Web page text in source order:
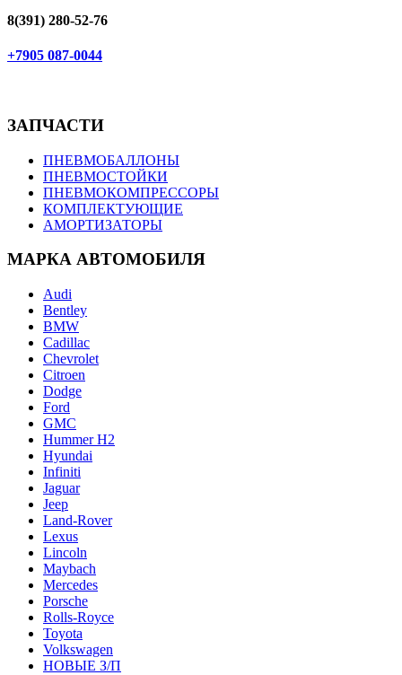
8(391) 280-52-76
+7905 087-0044
ЗАПЧАСТИ
ПНЕВМОБАЛЛОНЫ
ПНЕВМОСТОЙКИ
ПНЕВМОКОМПРЕССОРЫ
КОМПЛЕКТУЮЩИЕ
АМОРТИЗАТОРЫ
МАРКА АВТОМОБИЛЯ
Audi
Bentley
BMW
Cadillac
Chevrolet
Citroen
Dodge
Ford
GMC
Hummer H2
Hyundai
Infiniti
Jaguar
Jeep
Land-Rover
Lexus
Lincoln
Maybach
Mercedes
Porsche
Rolls-Royce
Toyota
Volkswagen
НОВЫЕ З/П